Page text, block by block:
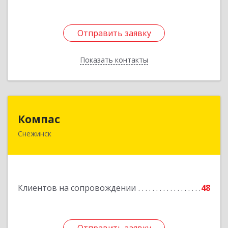
Отправить заявку
Показать контакты
Отправить заявку
Назад
Компас
Снежинск
Клиентов на сопровождении 48